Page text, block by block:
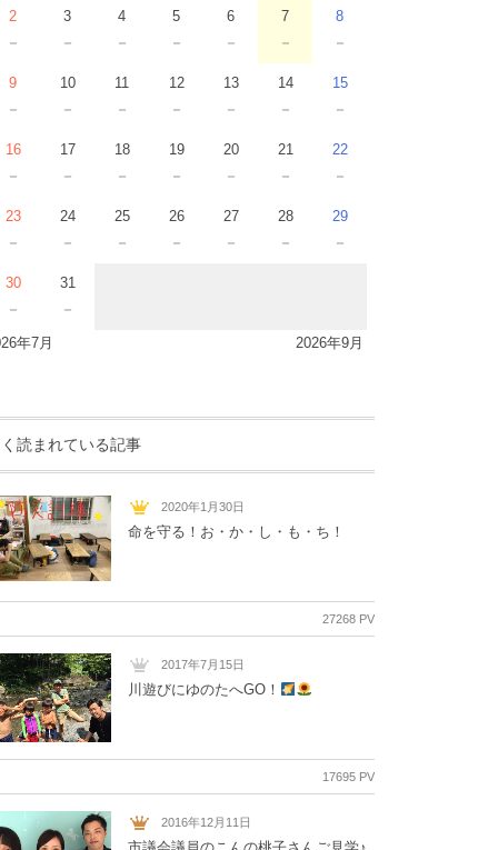
2
－
3
－
4
－
5
－
6
－
7
－
8
－
9
－
10
－
11
－
12
－
13
－
14
－
15
－
16
－
17
－
18
－
19
－
20
－
21
－
22
－
23
－
24
－
25
－
26
－
27
－
28
－
29
－
30
－
31
－
年7月 2026年9月
読まれている記事
2020年1月30日
命を守る！お・か・し・も・ち！
27268 PV
2017年7月15日
川遊びにゆのたへGO！
17695 PV
2016年12月11日